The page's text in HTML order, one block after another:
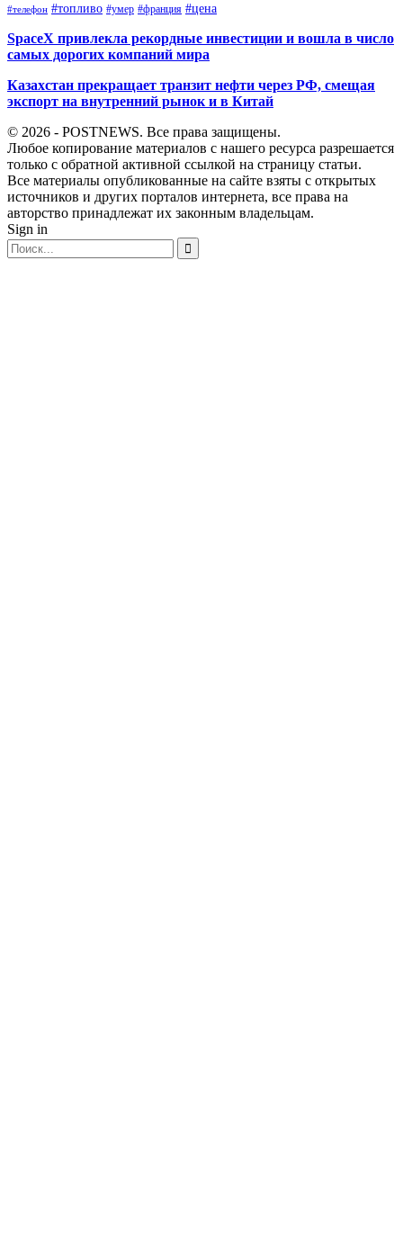
#телефон #топливо #умер #франция #цена
SpaceX привлекла рекордные инвестиции и вошла в число
самых дорогих компаний мира
Казахстан прекращает транзит нефти через РФ, смещая
экспорт на внутренний рынок и в Китай
© 2026 - POSTNEWS. Все права защищены.
Любое копирование материалов с нашего ресурса разрешается
только с обратной активной ссылкой на страницу статьи.
Все материалы опубликованные на сайте взяты с открытых
источников и других порталов интернета, все права на
авторство принадлежат их законным владельцам.
Sign in